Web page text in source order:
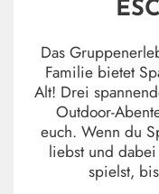
Das
Familie bietet
Alt! Drei
Outdoor-
euch. Wenn du
liebst und
spielst,